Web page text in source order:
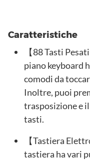
Caratteristiche
【88 Tasti
piano keyboard
comodi da
Inoltre, puoi
trasposizione e
tasti.
【Tastiera
tastiera ha vari